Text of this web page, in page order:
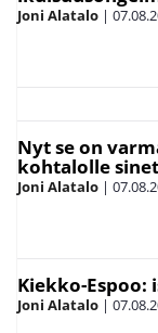
Joni Alatalo |
Nyt se on
kohtalolle
Joni Alatalo |
Kiekko-Espoo:
Joni Alatalo |